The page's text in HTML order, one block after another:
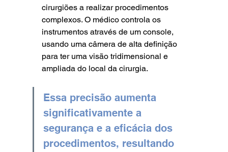
cirurgiões a realizar procedimentos
complexos. O médico controla os
instrumentos através de um console,
usando uma câmera de alta definição
para ter uma visão tridimensional e
ampliada do local da cirurgia.
Essa precisão aumenta
significativamente a
segurança e a eficácia dos
procedimentos, resultando